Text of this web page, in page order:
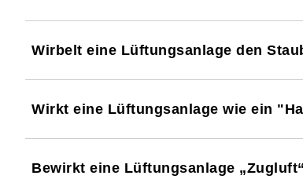
Wirbelt eine Lüftungsanlage den
Wirkt eine Lüftungsanlage wie ein
Bewirkt eine Lüftungsanlage